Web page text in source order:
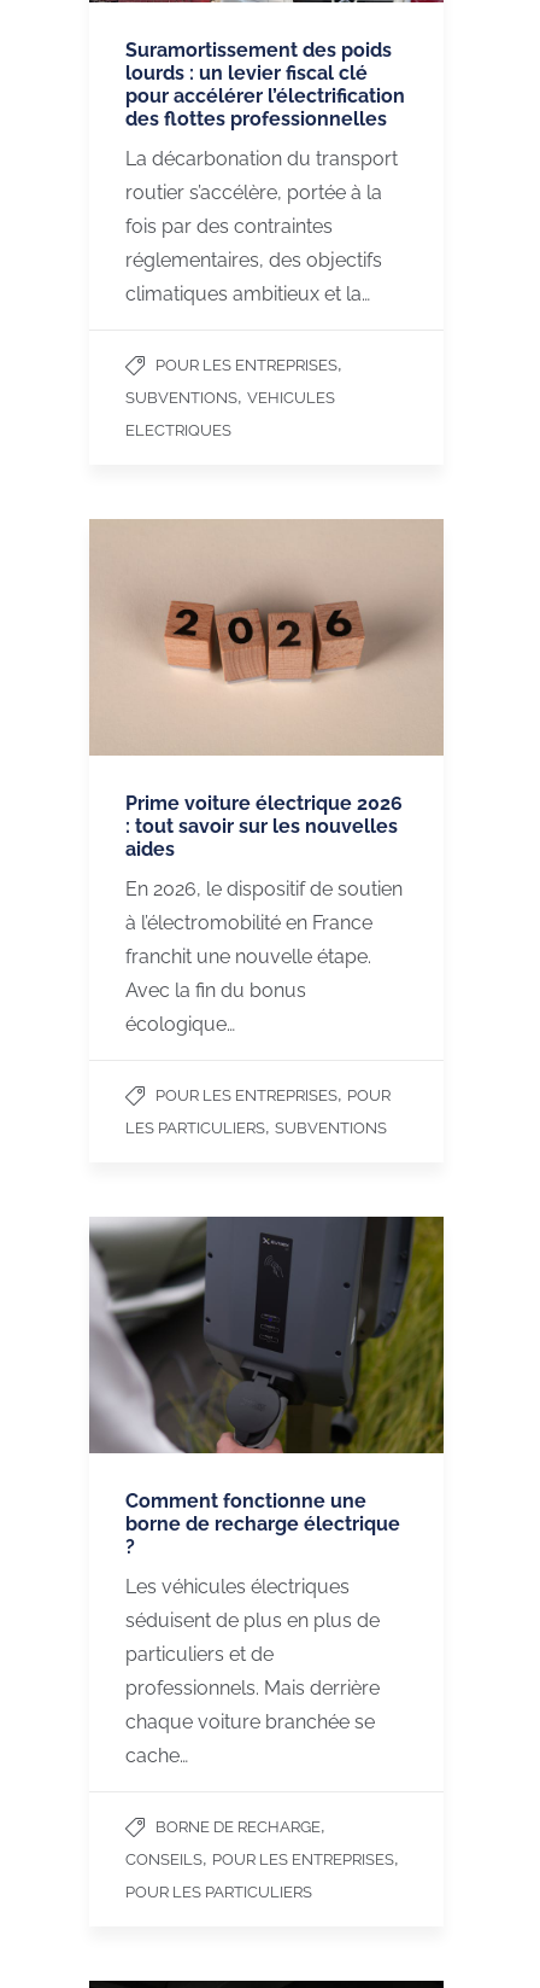
Suramortissement des poids
lourds : un levier fiscal clé
pour accélérer l’électrification
des flottes professionnelles
La décarbonation du transport
routier s’accélère, portée à la
fois par des contraintes
réglementaires, des objectifs
climatiques ambitieux et la…
POUR LES ENTREPRISES,
SUBVENTIONS, VEHICULES
ELECTRIQUES
Prime voiture électrique 2026
: tout savoir sur les nouvelles
aides
En 2026, le dispositif de soutien
à l’électromobilité en France
franchit une nouvelle étape.
Avec la fin du bonus
écologique…
POUR LES ENTREPRISES, POUR
LES PARTICULIERS, SUBVENTIONS
Comment fonctionne une
borne de recharge électrique
?
Les véhicules électriques
séduisent de plus en plus de
particuliers et de
professionnels. Mais derrière
chaque voiture branchée se
cache…
BORNE DE RECHARGE,
CONSEILS, POUR LES ENTREPRISES,
POUR LES PARTICULIERS